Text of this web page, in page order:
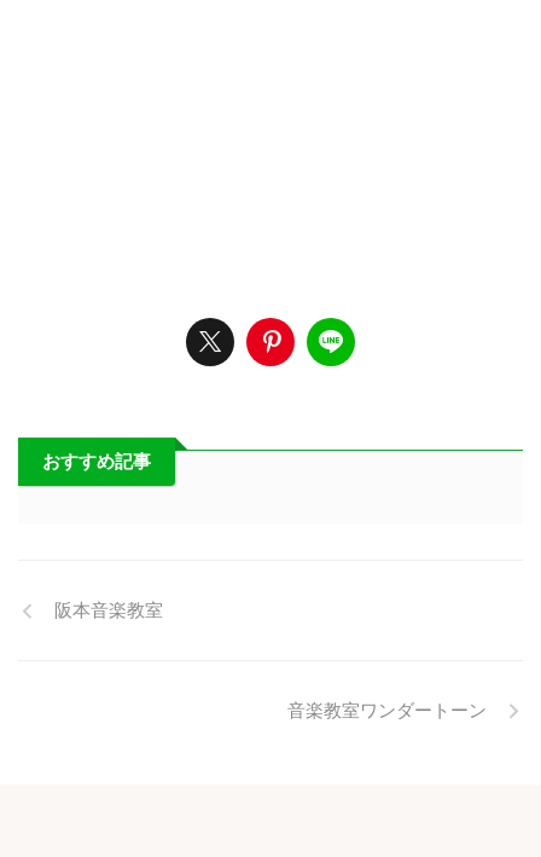
おすすめ記事
阪本音楽教室
音楽教室ワンダートーン